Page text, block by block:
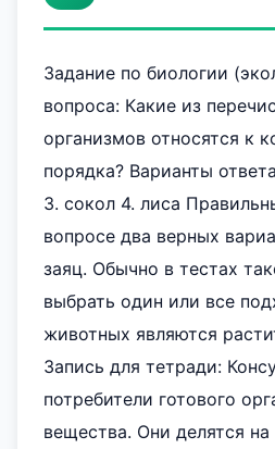
Задание по биологии
вопроса: Какие из
организмов относятся к
порядка? Варианты
3. сокол 4. лиса
вопросе два верных
заяц. Обычно в тестах
выбрать один или все
животных являются
Запись для тетради:
потребители готового
вещества. Они делятся